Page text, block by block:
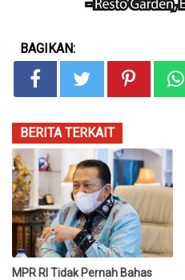
BAGIKAN:
BERITA TERKAIT
MPR RI Tidak Pernah Bahas